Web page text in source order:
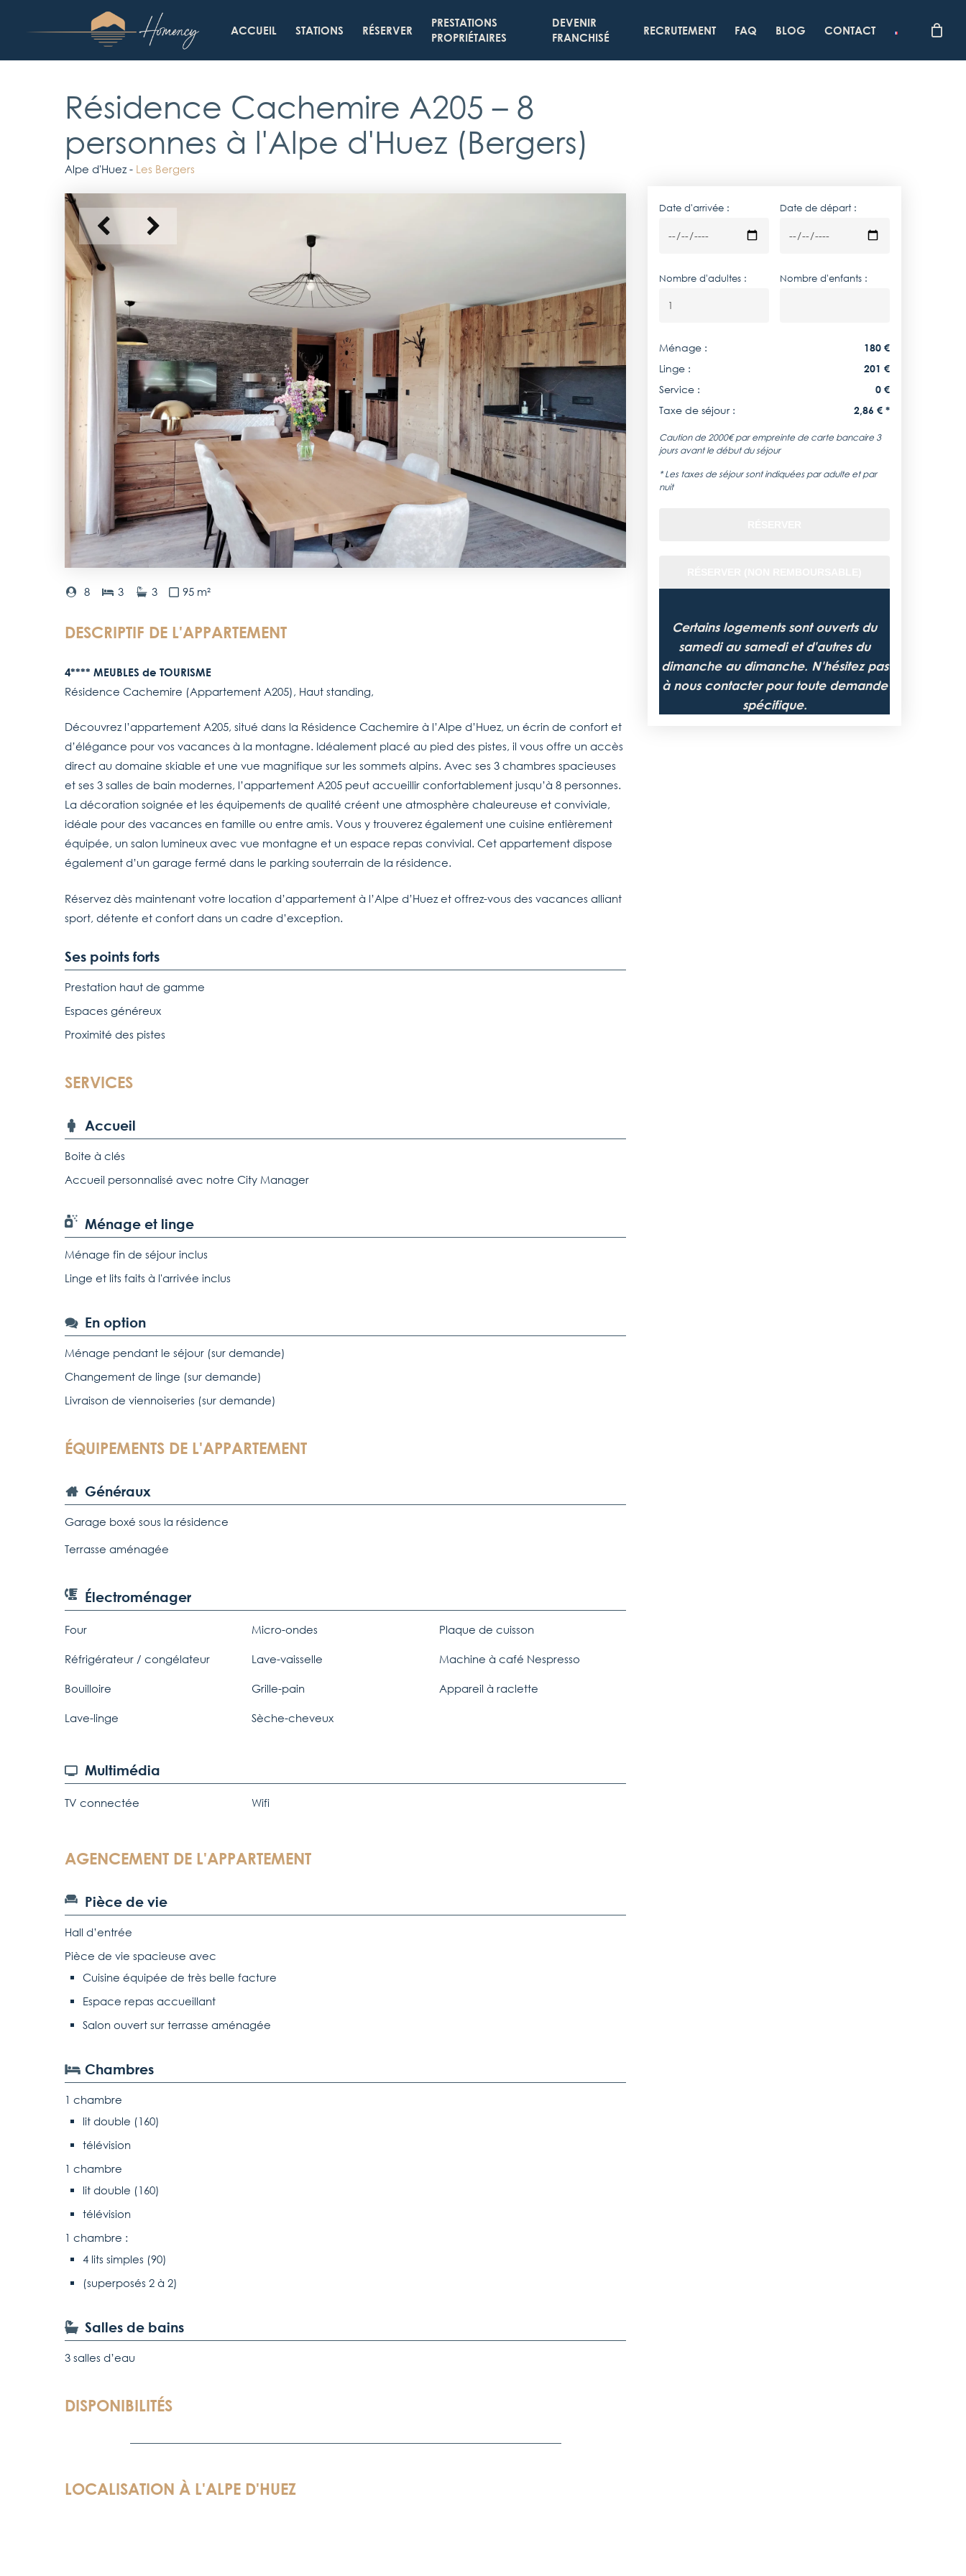
ACCUEIL STATIONS RÉSERVER
PRESTATIONS
PROPRIÉTAIRES
DEVENIR
FRANCHISÉ
RECRUTEMENT FAQ BLOG CONTACT
Résidence Cachemire A205 – 8
personnes à l'Alpe d'Huez (Bergers)
Alpe d'Huez - Les Bergers
8 3 3 95 m²
DESCRIPTIF DE L'APPARTEMENT
4**** MEUBLES de TOURISME
Résidence Cachemire (Appartement A205), Haut standing,
Découvrez l’appartement A205, situé dans la Résidence Cachemire à l’Alpe d’Huez, un écrin de confort et
d’élégance pour vos vacances à la montagne. Idéalement placé au pied des pistes, il vous offre un accès
direct au domaine skiable et une vue magnifique sur les sommets alpins. Avec ses 3 chambres spacieuses
et ses 3 salles de bain modernes, l’appartement A205 peut accueillir confortablement jusqu’à 8 personnes.
La décoration soignée et les équipements de qualité créent une atmosphère chaleureuse et conviviale,
idéale pour des vacances en famille ou entre amis. Vous y trouverez également une cuisine entièrement
équipée, un salon lumineux avec vue montagne et un espace repas convivial. Cet appartement dispose
également d’un garage fermé dans le parking souterrain de la résidence.
Réservez dès maintenant votre location d’appartement à l’Alpe d’Huez et offrez-vous des vacances alliant
sport, détente et confort dans un cadre d’exception.
Ses points forts
Prestation haut de gamme
Espaces généreux
Proximité des pistes
SERVICES
Accueil
Boite à clés
Accueil personnalisé avec notre City Manager
Ménage et linge
Ménage fin de séjour inclus
Linge et lits faits à l'arrivée inclus
En option
Ménage pendant le séjour (sur demande)
Changement de linge (sur demande)
Livraison de viennoiseries (sur demande)
ÉQUIPEMENTS DE L'APPARTEMENT
Généraux
Garage boxé sous la résidence
Terrasse aménagée
Électroménager
Four Micro-ondes Plaque de cuisson
Réfrigérateur / congélateur Lave-vaisselle Machine à café Nespresso
Bouilloire Grille-pain Appareil à raclette
Lave-linge Sèche-cheveux
Multimédia
TV connectée Wifi
AGENCEMENT DE L'APPARTEMENT
Pièce de vie
Hall d’entrée
Pièce de vie spacieuse avec
Cuisine équipée de très belle facture
Espace repas accueillant
Salon ouvert sur terrasse aménagée
Chambres
1 chambre
lit double (160)
télévision
1 chambre
lit double (160)
télévision
1 chambre :
4 lits simples (90)
(superposés 2 à 2)
Salles de bains
3 salles d’eau
DISPONIBILITÉS
LOCALISATION À L'ALPE D'HUEZ
Date d'arrivée : Date de départ :
Nombre d'adultes : Nombre d'enfants :
Ménage :
180 €
Linge :
201 €
Service :
0 €
Taxe de séjour :
2,86 € *
Caution de 2000€ par empreinte de carte bancaire 3
jours avant le début du séjour
* Les taxes de séjour sont indiquées par adulte et par
nuit
Certains logements sont ouverts du
samedi au samedi et d'autres du
dimanche au dimanche. N'hésitez pas
à nous contacter pour toute demande
spécifique.